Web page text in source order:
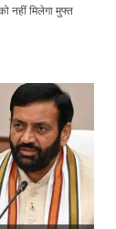
नहीं मिलेगा मुफ्त